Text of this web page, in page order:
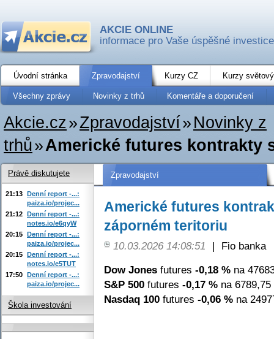
AKCIE ONLINE
informace pro Vaše úspěšné investice
Úvodní stránka Zpravodajství Kurzy CZ Kurzy
Všechny zprávy Novinky z trhů Komentáře a doporučení
Akcie.cz»Zpravodajství» Novinky z
trhů»Americké futures kontrakty
Zpravodajství
Americké futures
záporném teritoriu
10.03.2026 14:08:51 |
Fio banka
Dow Jones futures -0,18 % na
S&P 500 futures -0,17 % na 6789,75
Nasdaq 100 futures -0,06 % na
Právě diskutujete
21:13 Denní report -...:
paiza.io/projec...
21:12 Denní report -...:
notes.io/e6qyW
20:15 Denní report -...:
paiza.io/projec...
20:15 Denní report -...:
notes.io/e5TUT
17:50 Denní report -...:
paiza.io/projec...
Škola investování